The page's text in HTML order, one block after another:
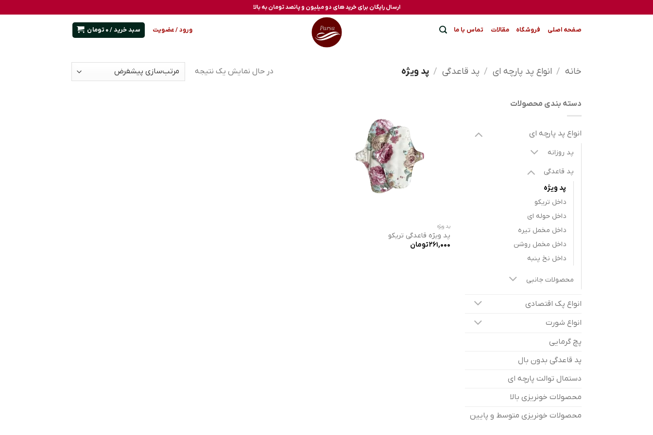
to
ارسال رایگان برای خرید های دو میلیون و پانصد تومان به بالا
صفحه اصلی فروشگاه مقالات تماس با ما ورود / عضویت سبد خرید /0 تومان
خانه / انواع پد پارچه ای / پد قاعدگی / پد ویژه در حال نمایش یک نتیجه
دسته بندی محصولات
انواع پد پارچه ای
پد روزانه
پد قاعدگی
پد ویژه
داخل تریکو
داخل حوله ای
داخل مخمل تیره
داخل مخمل روشن
داخل نخ پنبه
محصولات جانبی
انواع پک اقتصادی
انواع شورت
پچ گرمایی
پد قاعدگی بدون بال
دستمال توالت پارچه ای
محصولات خونریزی بالا
محصولات خونریزی متوسط و پایین
پد ویژه
پد ویژه قاعدگی تریکو
261,000تومان